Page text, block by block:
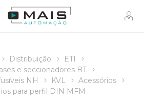
Distribuição
ETI
e seccionadores BT
NH
KVL
Acessórios
para perfil DIN MFM